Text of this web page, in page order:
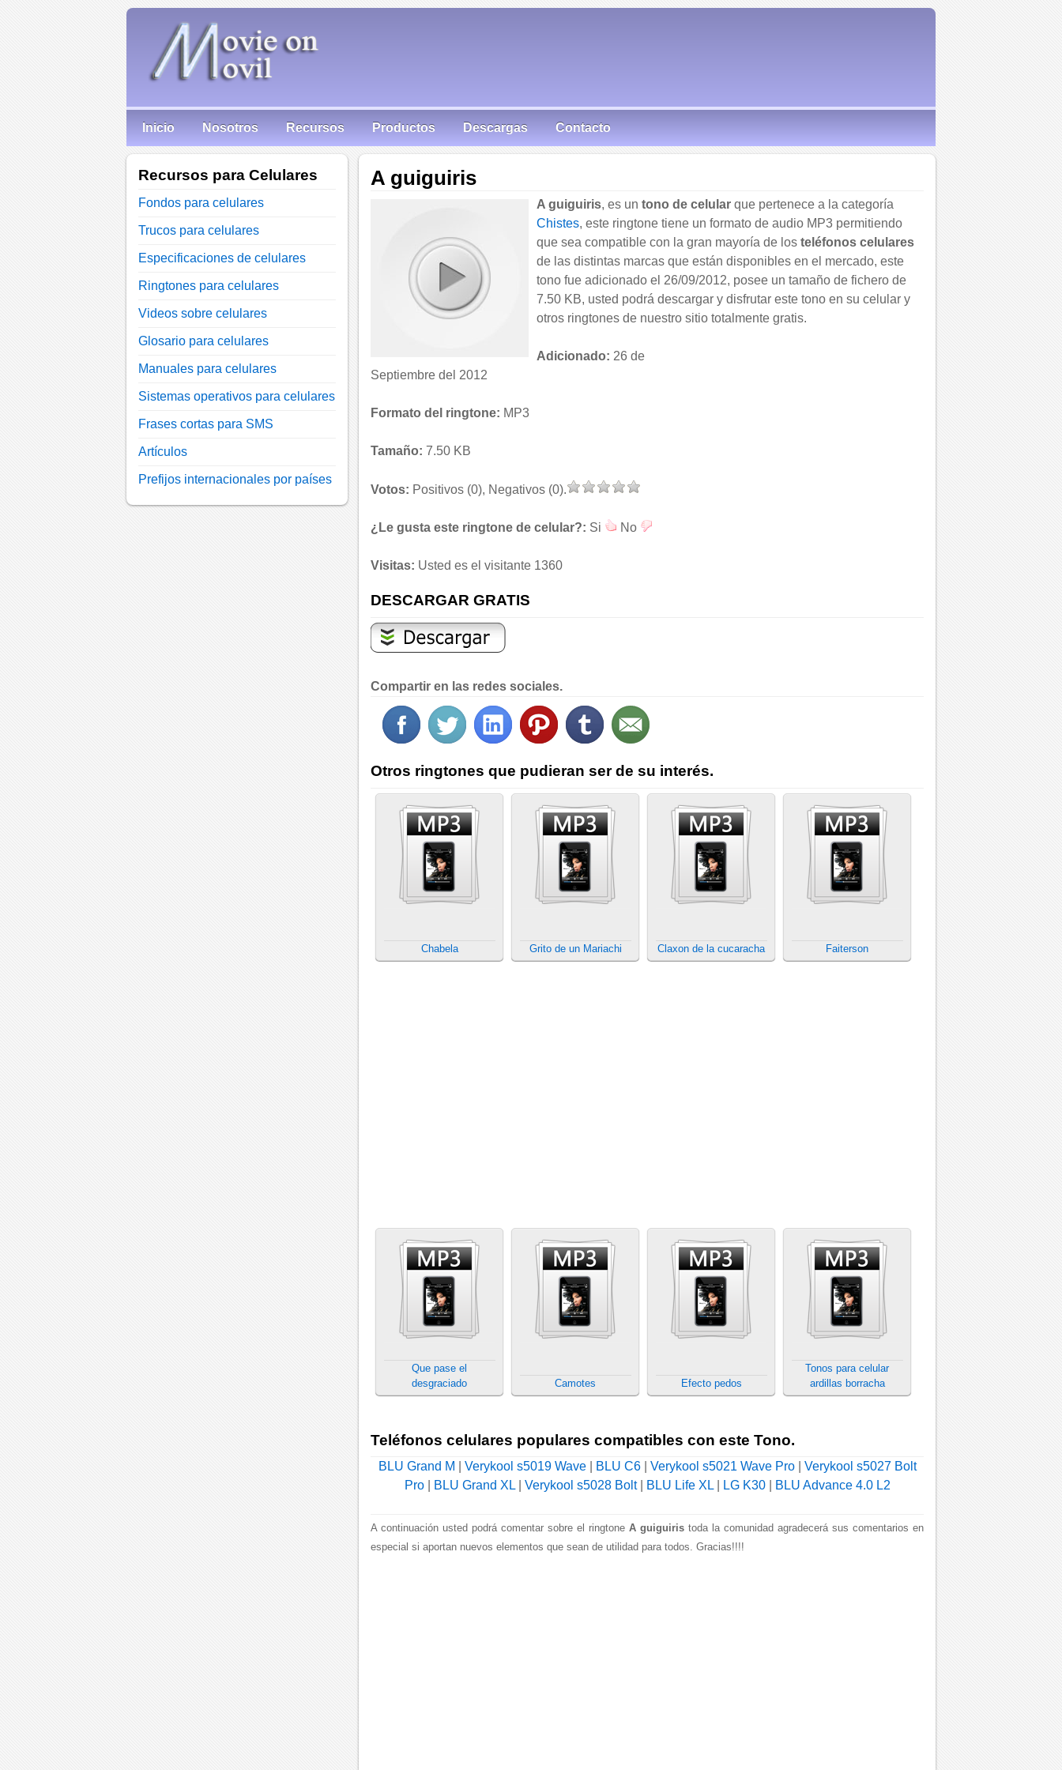
Inicio Nosotros Recursos Productos Descargas Contacto
A guiguiris
A guiguiris, es un tono de celular que pertenece a la categoría
Chistes, este ringtone tiene un formato de audio MP3 permitiendo
que sea compatible con la gran mayoría de los teléfonos celulares
de las distintas marcas que están disponibles en el mercado, este
tono fue adicionado el 26/09/2012, posee un tamaño de fichero de
7.50 KB, usted podrá descargar y disfrutar este tono en su celular y
otros ringtones de nuestro sitio totalmente gratis.
Adicionado: 26 de
Septiembre del 2012
Formato del ringtone: MP3
Tamaño: 7.50 KB
Votos: Positivos (0), Negativos (0).
¿Le gusta este ringtone de celular?: Si No
Visitas: Usted es el visitante 1360
DESCARGAR GRATIS
Compartir en las redes sociales.
Otros ringtones que pudieran ser de su interés.
Chabela Grito de un Mariachi Claxon de la cucaracha Faiterson
Que pase el
desgraciado
Camotes Efecto pedos
Tonos para celular
ardillas borracha
Teléfonos celulares populares compatibles con este Tono.
BLU Grand M Verykool s5019 Wave| BLU C6| Verykool s5021 Wave Pro| Verykool s5027 Bolt
Pro| BLU Grand XL| Verykool s5028 Bolt| BLU Life XL| LG K30| BLU Advance 4.0 L2
A continuación usted podrá comentar sobre el ringtone A guiguiris toda la comunidad agradecerá sus comentarios en
especial si aportan nuevos elementos que sean de utilidad para todos. Gracias!!!!
Recursos para Celulares
Fondos para celulares
Trucos para celulares
Especificaciones de celulares
Ringtones para celulares
Videos sobre celulares
Glosario para celulares
Manuales para celulares
Sistemas operativos para celulares
Frases cortas para SMS
Artículos
Prefijos internacionales por países